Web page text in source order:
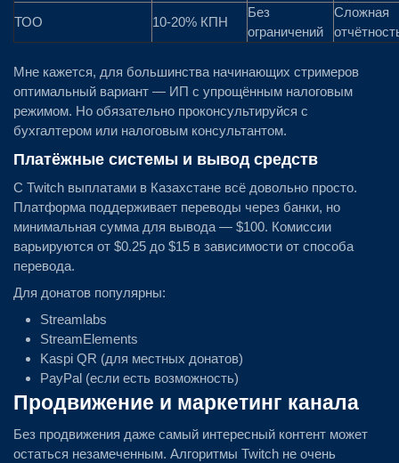
ТОО
10-20% КПН
Без
ограничений
Сложная
Мне кажется, для большинства начинающих стримеров
оптимальный вариант — ИП с упрощённым налоговым
режимом. Но обязательно проконсультируйся с
бухгалтером или налоговым консультантом.
Платёжные системы и вывод средств
С Twitch выплатами в Казахстане всё довольно просто.
Платформа поддерживает переводы через банки, но
минимальная сумма для вывода — $100. Комиссии
варьируются от $0.25 до $15 в зависимости от способа
перевода.
Для донатов популярны:
Streamlabs
StreamElements
Kaspi QR (для местных донатов)
PayPal (если есть возможность)
Продвижение и маркетинг канала
Без продвижения даже самый интересный контент может
остаться незамеченным. Алгоритмы Twitch не очень